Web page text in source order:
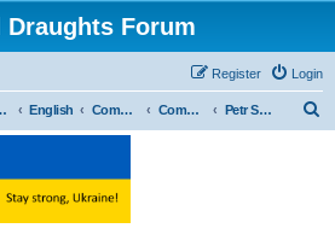
Draughts Forum
Login
Register
English Composition Composers Petr Shkludov